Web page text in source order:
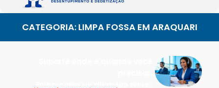
CATEGORIA: LIMPA FOSSA EM ARAQUARI